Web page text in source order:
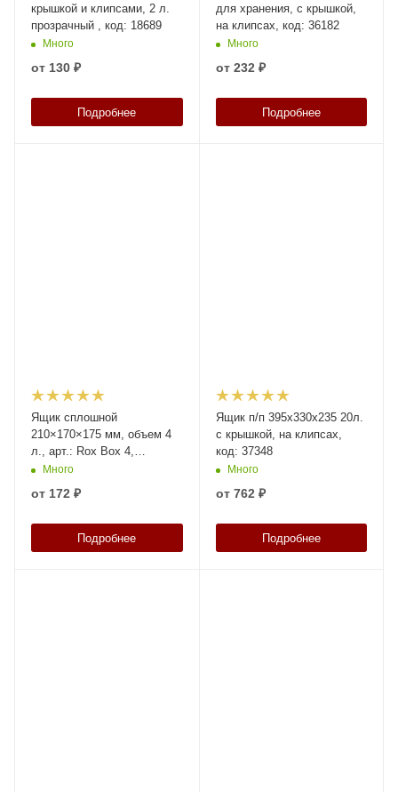
крышкой и клипсами, 2 л.
прозрачный , код: 18689
Много
от 130 ₽
Подробнее
для хранения, с крышкой,
на клипсах, код: 36182
Много
от 232 ₽
Подробнее
Ящик сплошной
210×170×175 мм, объем 4
л., арт.: Rox Box 4,
прозрачный, код: 18693
Много
от 172 ₽
Подробнее
Ящик п/п 395х330х235 20л.
с крышкой, на клипсах,
код: 37348
Много
от 762 ₽
Подробнее